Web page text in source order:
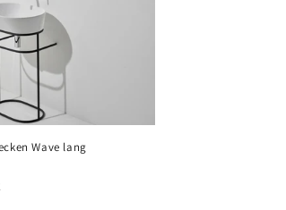
Wave lang